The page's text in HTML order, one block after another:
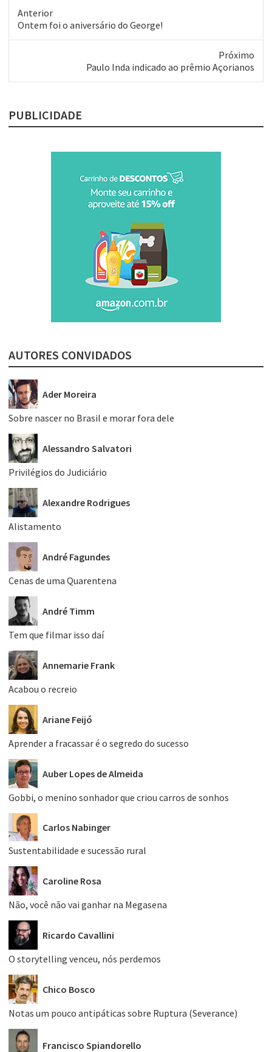
Anterior
Post
anterior:
Ontem foi o aniversário do George!
Próximo
post:
Paulo Inda indicado ao prêmio Açorianos
PUBLICIDADE
AUTORES CONVIDADOS
Ader Moreira
Sobre nascer no Brasil e morar fora dele
Alessandro Salvatori
Privilégios do Judiciário
Alexandre Rodrigues
Alistamento
André Fagundes
Cenas de uma Quarentena
André Timm
Tem que filmar isso daí
Annemarie Frank
Acabou o recreio
Ariane Feijó
Aprender a fracassar é o segredo do sucesso
Auber Lopes de Almeida
Gobbi, o menino sonhador que criou carros de sonhos
Carlos Nabinger
Sustentabilidade e sucessão rural
Caroline Rosa
Não, você não vai ganhar na Megasena
Ricardo Cavallini
O storytelling venceu, nós perdemos
Chico Bosco
Notas um pouco antipáticas sobre Ruptura (Severance)
Francisco Spiandorello